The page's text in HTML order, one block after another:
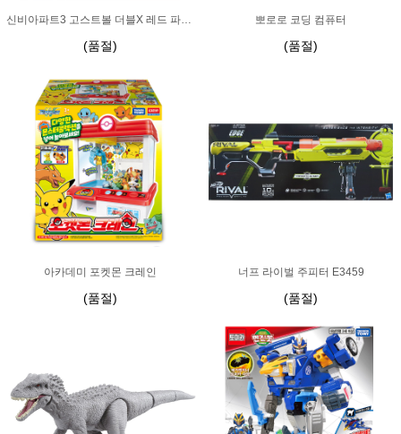
신비아파트3 고스트볼 더블X 레드 파트2
(품절)
뽀로로 코딩 컴퓨터
(품절)
아카데미 포켓몬 크레인
(품절)
너프 라이벌 주피터 E3459
(품절)